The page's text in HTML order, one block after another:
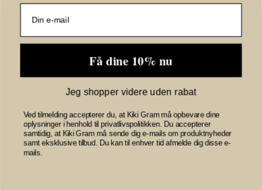
E-mail
Få dine 10% nu
Jeg shopper videre uden rabat
Ved tilmelding accepterer du, at Kiki Gram må opbevare dine
oplysninger i henhold til privatlivspolitikken. Du accepterer
samtidig, at Kiki Gram må sende dig e-mails om produktnyheder
samt eksklusive tilbud. Du kan til enhver tid afmelde dig disse e-
mails.